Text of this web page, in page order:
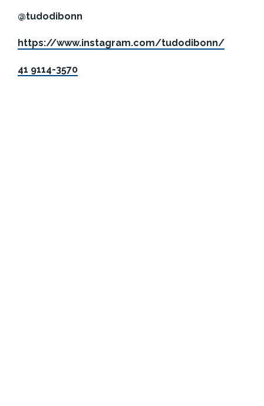
@tudodibonn
https://www.instagram.com/tudodibonn/
41 9114-3570